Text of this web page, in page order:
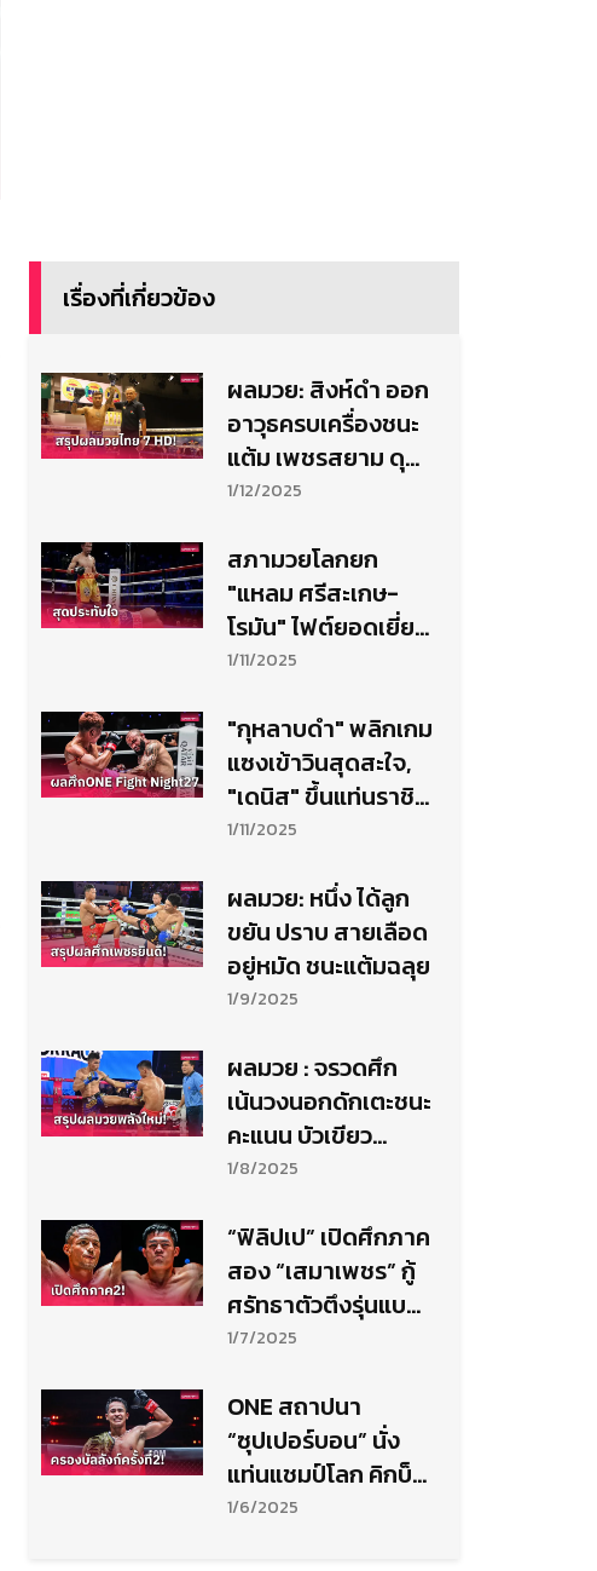
เรื่องที่เกี่ยวข้อง
ผลมวย: สิงห์ดำ ออก
อาวุธครบเครื่องชนะ
แต้ม เพชรสยาม ดุ
เดือด
1/12/2025
สภามวยโลกยก
"แหลม ศรีสะเกษ-
โรมัน" ไฟต์ยอดเยี่ยม
ตลอดกาล
1/11/2025
"กุหลาบดำ" พลิกเกม
แซงเข้าวินสุดสะใจ,
"เดนิส" ขึ้นแท่นราชินี
เฉพาะกาล รอชน
1/11/2025
ผลมวย: หนึ่ง ได้ลูก
ขยัน ปราบ สายเลือด
อยู่หมัด ชนะแต้มฉลุย
1/9/2025
ผลมวย : จรวดศึก
เน้นวงนอกดักเตะชนะ
คะแนน บัวเขียว
มวยไทยพลังใหม่
1/8/2025
“ฟิลิปเป” เปิดศึกภาค
สอง “เสมาเพชร” กู้
ศรัทธาตัวตึงรุ่นแบน
ตัมเวต
1/7/2025
ONE สถาปนา
“ซุปเปอร์บอน” นั่ง
แท่นแชมป์โลก คิกบ็
อกซิ่ง รุ่นเฟเธอร์เวต
1/6/2025